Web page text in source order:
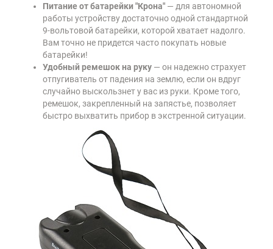
Питание от батарейки "Крона" — для автономной
работы устройству достаточно одной стандартной
9-вольтовой батарейки, которой хватает надолго.
Вам точно не придется часто покупать новые
батарейки!
Удобный ремешок на руку — он надежно страхует
отпугиватель от падения на землю, если он вдруг
случайно выскользнет у вас из руки. Кроме того,
ремешок, закрепленный на запястье, позволяет
быстро выхватить прибор в экстренной ситуации.